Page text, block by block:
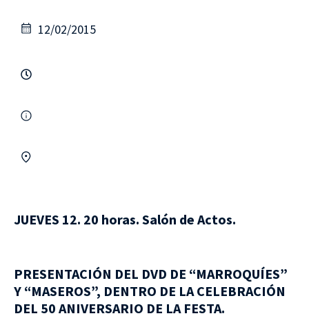
12/02/2015
JUEVES 12. 20 horas. Salón de Actos.
PRESENTACIÓN DEL DVD DE “MARROQUÍES”
Y “MASEROS”, DENTRO DE LA CELEBRACIÓN
DEL 50 ANIVERSARIO DE LA FESTA.